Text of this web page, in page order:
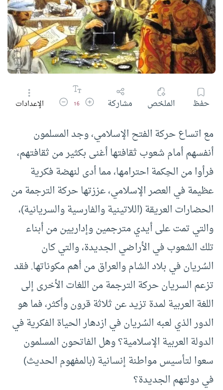
حفظ الملخص مشاركة زيادة حجم الخط
16 تقليل حجم الخط
الإعدادات
مع اتساع حركة الفتح الإسلامي، وجد المسلمون
أنفسهم أمام شعوب ثقافتها أغنى بكثير من ثقافتهم،
فرأوا من الحِكمة احترامها، مما أدى لنهضة فكرية
عظيمة في العصر الإسلامي، عززتها حركة الترجمة من
الحضارات العريقة (اللاتينية والفارسية والسريانية)،
والتي تمت على أيدي مترجمين وإداريين من أبناء
تلك الشعوب في الأراضي الجديدة، والتي كان
السُريان في بلاد الشام والعراق من أهم مكوناتها. فقد
تزعم السريان حركة الترجمة من اللغات الأخرى إلى
اللغة العربية لمدة تزيد عن ثلاثة قرون وأكثر، فما هو
الدور الذي لعبه السُريان في ازدهار الحياة الفكرية في
الدولة العربية الإسلامية؟ وهل الفاتحون المسلمون
سعوا لتأسيس مواطنة إنسانية (بالمفهوم الحديث)
في دولتهم الجديدة؟